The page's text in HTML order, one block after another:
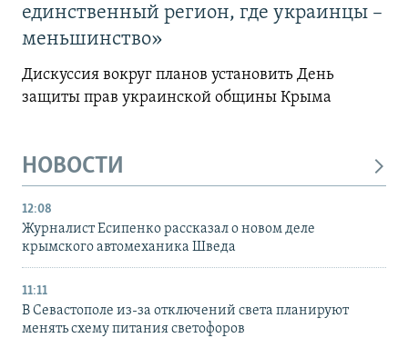
единственный регион, где украинцы –
меньшинство»
Дискуссия вокруг планов установить День
защиты прав украинской общины Крыма
НОВОСТИ
12:08
Журналист Есипенко рассказал о новом деле
крымского автомеханика Шведа
11:11
В Севастополе из-за отключений света планируют
менять схему питания светофоров